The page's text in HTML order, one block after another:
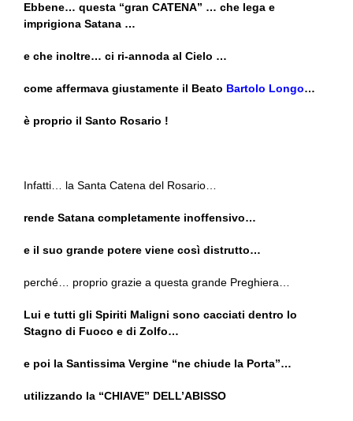
Ebbene… questa “gran CATENA” … che lega e
imprigiona Satana …
e che inoltre… ci ri-annoda al Cielo …
come affermava giustamente il Beato Bartolo Longo…
è proprio il Santo Rosario !
Infatti… la Santa Catena del Rosario…
rende Satana completamente inoffensivo…
e il suo grande potere viene così distrutto…
perché… proprio grazie a questa grande Preghiera…
Lui e tutti gli Spiriti Maligni sono cacciati dentro lo
Stagno di Fuoco e di Zolfo…
e poi la Santissima Vergine “ne chiude la Porta”…
utilizzando la “CHIAVE” DELL’ABISSO